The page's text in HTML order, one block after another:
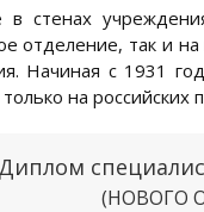
в стенах
отделение, так и
Начиная с 1931
на
Диплом
(НОВОГО